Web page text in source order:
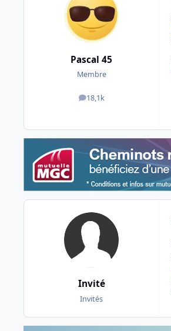
Pascal 45
Membre
18,1k
messages
Invité
Invités